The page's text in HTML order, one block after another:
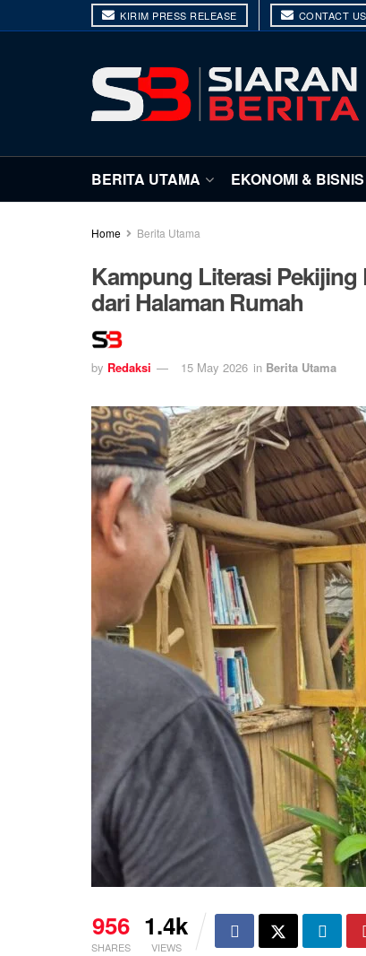
KIRIM PRESS RELEASE CONTACT US
BERITA UTAMA EKONOMI & BISNIS
Home Berita Utama
Kampung Literasi
dari Halaman Rumah
by Redaksi 15 May 2026 in Berita Utama
956
SHARES
1.4k
VIEWS